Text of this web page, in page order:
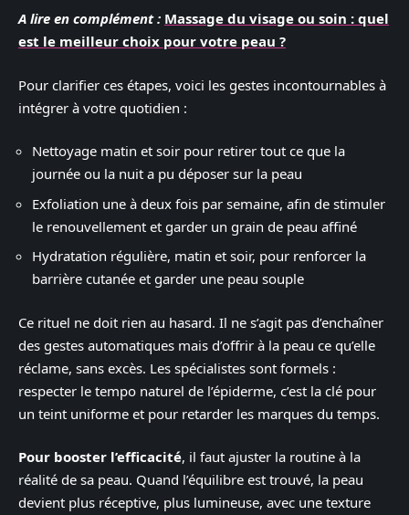
A lire en complément : Massage du visage ou soin : quel
est le meilleur choix pour votre peau ?
Pour clarifier ces étapes, voici les gestes incontournables à
intégrer à votre quotidien :
Nettoyage matin et soir pour retirer tout ce que la
journée ou la nuit a pu déposer sur la peau
Exfoliation une à deux fois par semaine, afin de stimuler
le renouvellement et garder un grain de peau affiné
Hydratation régulière, matin et soir, pour renforcer la
barrière cutanée et garder une peau souple
Ce rituel ne doit rien au hasard. Il ne s’agit pas d’enchaîner
des gestes automatiques mais d’offrir à la peau ce qu’elle
réclame, sans excès. Les spécialistes sont formels :
respecter le tempo naturel de l’épiderme, c’est la clé pour
un teint uniforme et pour retarder les marques du temps.
Pour booster l’efficacité, il faut ajuster la routine à la
réalité de sa peau. Quand l’équilibre est trouvé, la peau
devient plus réceptive, plus lumineuse, avec une texture